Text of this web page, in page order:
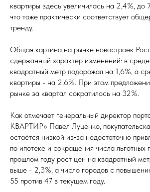
квартиры здесь увеличилась на 2,4%, до
что тоже практически соответствует
тренду.
Общая картина на рынке новостроек
сдержанный характер изменений: в
квадратный метр подорожал на 1,6%, а
квартиры - на 2,6%. При этом
рынке за квартал сократилось на 32%.
Как отмечает генеральный директор
КВАРТИР» Павел Луценко,
остаётся низкой из‑за недостаточно
по ипотеке и сокращения числа льготных
прошлом году рост цен на квадратный
выше - 2,3%, а число городов с
55 против 47 в текущем году.